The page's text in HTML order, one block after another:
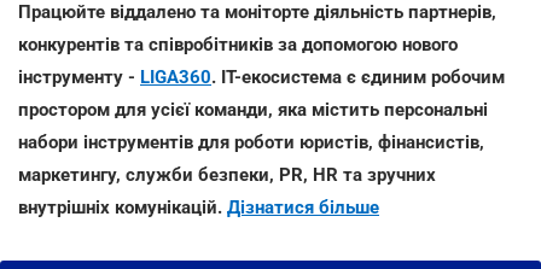
Працюйте віддалено та моніторте діяльність партнерів,
конкурентів та співробітників за допомогою нового
інструменту - LIGA360. IT-екосистема є єдиним робочим
простором для усієї команди, яка містить персональні
набори інструментів для роботи юристів, фінансистів,
маркетингу, служби безпеки, PR, HR та зручних
внутрішніх комунікацій. Дізнатися більше